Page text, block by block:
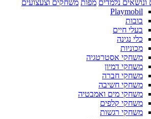
ונושאים נלמדים מפות משחקים וצעצועים
Playmobil
בובות
בעלי חיים
כלי נגינה
מכוניות
משחקי אסטרטגיה
משחקי דמיון
משחקי חברה
משחקי חשיבה
משחקי מים ואמבטיה
משחקי קלפים
משחקי רגשות